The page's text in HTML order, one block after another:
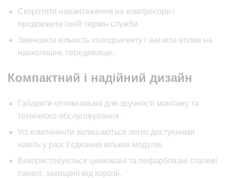
Скоротити навантаження на компресори і
продовжити їхній термін служби.
Зменшити кількість холодоагенту і знизити вплив на
навколишнє середовище.
Компактний і надійний дизайн
Габарити оптимізовані для зручності монтажу та
технічного обслуговування.
Усі компоненти залишаються легко доступними
навіть у разі з’єднання кількох модулів.
Використовуються цинковані та пофарбовані сталеві
панелі, захищені від корозії.